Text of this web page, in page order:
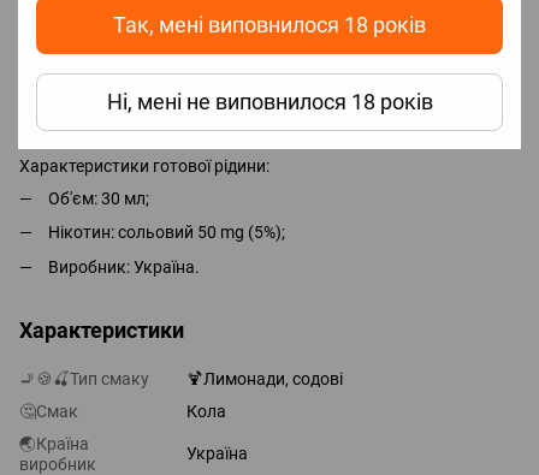
Так, мені виповнилося 18 років
Ні, мені не виповнилося 18 років
Для досягнення максимального смаку необхідно почекати 2-5
днів, але парити можна відразу.
Характеристики готової рідини:
Об'єм: 30 мл;
Нікотин: сольовий 50 mg (5%);
Виробник: Україна.
Характеристики
🚬🍪🍒Тип смаку
🍹Лимонади, содові
🤔Смак
Кола
🌏Країна
виробник
Україна